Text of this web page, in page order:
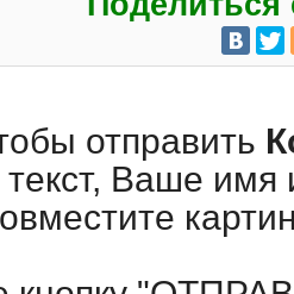
отправить
Ваше имя